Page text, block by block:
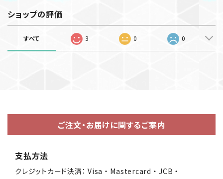
ショップの評価
すべて 3 0 0
ご注文・お届けに関するご案内
支払方法
クレジットカード決済： Visa ・ Mastercard ・ JCB ・